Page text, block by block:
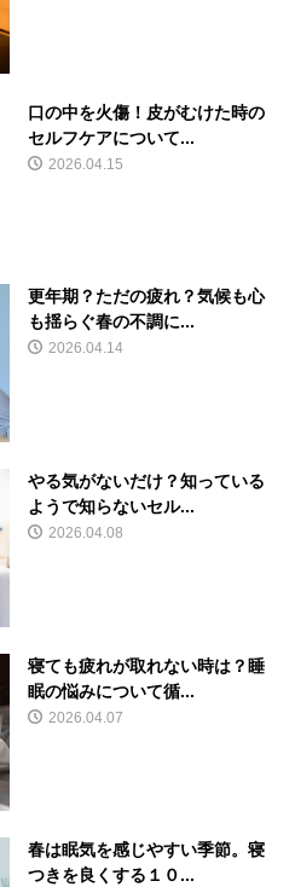
口の中を火傷！皮がむけた時の
セルフケアについて...
2026.04.15
更年期？ただの疲れ？気候も心
も揺らぐ春の不調に...
2026.04.14
やる気がないだけ？知っている
ようで知らないセル...
2026.04.08
寝ても疲れが取れない時は？睡
眠の悩みについて循...
2026.04.07
春は眠気を感じやすい季節。寝
つきを良くする１０...